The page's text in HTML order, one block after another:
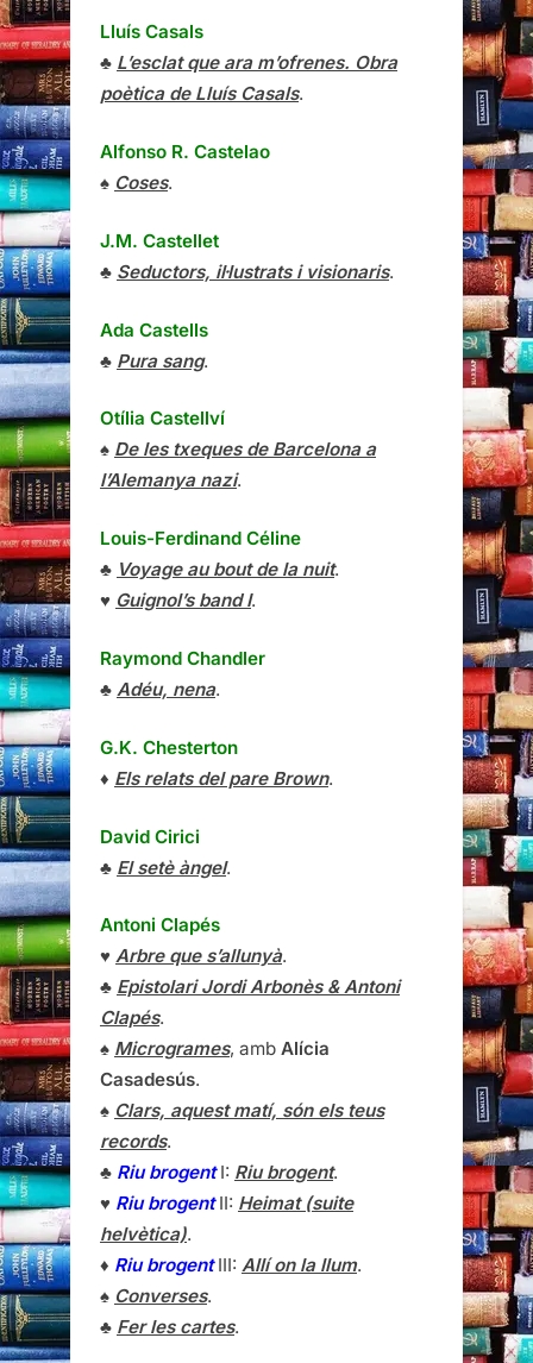
Lluís Casals
♣ L’esclat que ara m’ofrenes. Obra
poètica de Lluís Casals.
Alfonso R. Castelao
♠ Coses.
J.M. Castellet
♣ Seductors, il·lustrats i visionaris.
Ada Castells
♣ Pura sang.
Otília Castellví
♠ De les txeques de Barcelona a
l’Alemanya nazi.
Louis-Ferdinand Céline
♣ Voyage au bout de la nuit.
♥ Guignol’s band I.
Raymond Chandler
♣ Adéu, nena.
G.K. Chesterton
♦ Els relats del pare Brown.
David Cirici
♣ El setè àngel.
Antoni Clapés
♥ Arbre que s’allunyà.
♣ Epistolari Jordi Arbonès & Antoni
Clapés.
♠ Microgrames, amb Alícia
Casadesús.
♠ Clars, aquest matí, són els teus
records.
♣ Riu brogentI: Riu brogent.
♥ Riu brogentII: Heimat (suite
helvètica).
♦ Riu brogentIII: Allí on la llum.
♠ Converses.
♣ Fer les cartes.